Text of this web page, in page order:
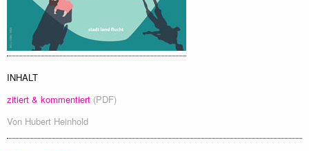
INHALT
zitiert & kommentiert (PDF)
Von Hubert Heinhold